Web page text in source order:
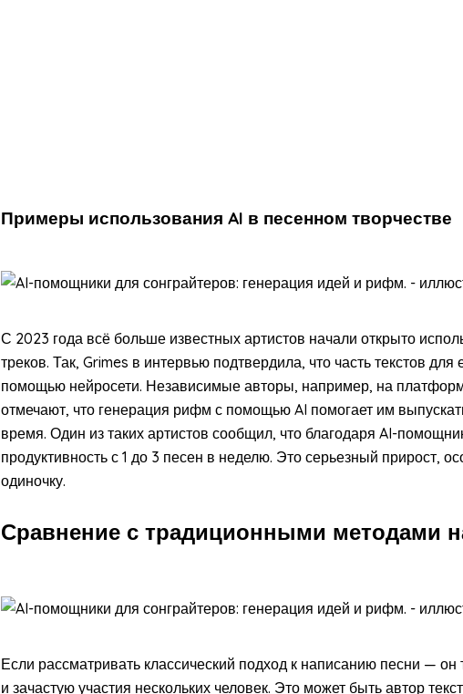
Примеры использования AI в песенном творчестве
С 2023 года всё больше известных артистов начали открыто
треков. Так, Grimes в интервью подтвердила, что часть текстов
помощью нейросети. Независимые авторы, например, на
отмечают, что генерация рифм с помощью AI помогает им
время. Один из таких артистов сообщил, что благодаря AI-
продуктивность с 1 до 3 песен в неделю. Это серьезный прирост,
одиночку.
Сравнение с традиционными методами
Если рассматривать классический подход к написанию песни —
и зачастую участия нескольких человек. Это может быть автор